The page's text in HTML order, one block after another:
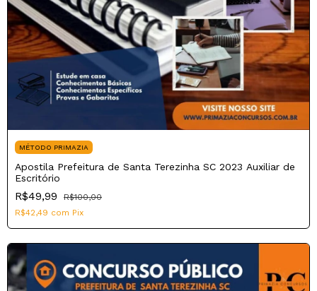
MÉTODO PRIMAZIA
Apostila Prefeitura de Santa Terezinha SC 2023 Auxiliar de
Escritório
R$49,99
R$100,00
R$42,49 com Pix